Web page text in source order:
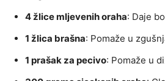
4 žlice mljevenih oraha: Daje
1 žlica brašna: Pomaže u
1 prašak za pecivo: Pomaže u